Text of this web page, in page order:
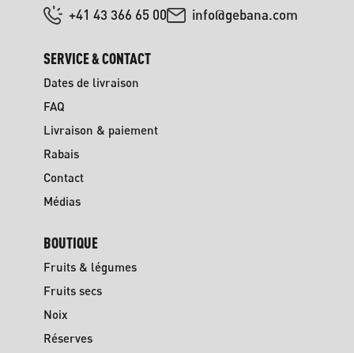
+41 43 366 65 00
info@gebana.com
SERVICE & CONTACT
Dates de livraison
FAQ
Livraison & paiement
Rabais
Contact
Médias
BOUTIQUE
Fruits & légumes
Fruits secs
Noix
Réserves